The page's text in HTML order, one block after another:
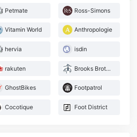
Petmate Ross-Simons
Vitamin World Anthropologie
hervia isdin
rakuten Brooks Brothers
GhostBikes Footpatrol
Cocotique Foot District